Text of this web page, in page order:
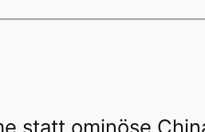
statt ominöse